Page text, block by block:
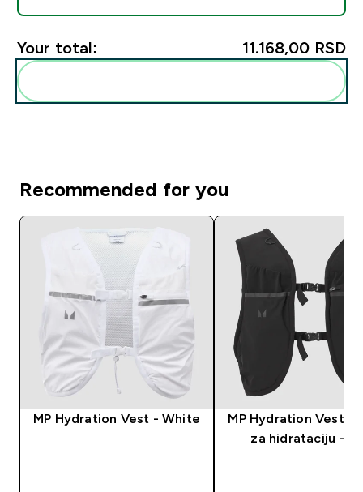
Your total: 11.168,00 RSD‎
Recommended for you
MP Hydration Vest - White
MP Hydration Vest -
za hidrataciju -